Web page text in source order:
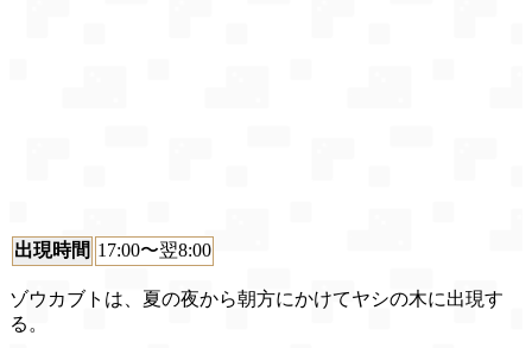
出現時間 17:00〜翌8:00
ゾウカブトは、夏の夜から朝方にかけてヤシの木に出現す
る。